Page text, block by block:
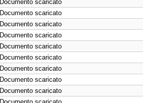
Documento scaricato
Documento scaricato
Documento scaricato
Documento scaricato
Documento scaricato
Documento scaricato
Documento scaricato
Documento scaricato
Documento scaricato